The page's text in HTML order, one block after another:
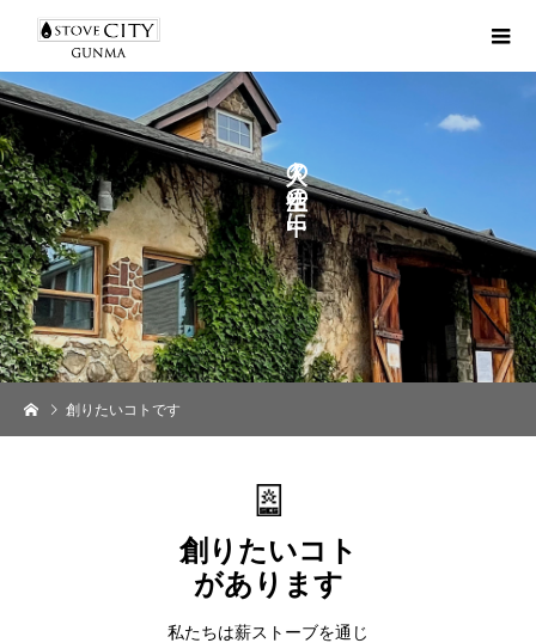
の
の
に
よ
り
創りたいコトです
創りたいコト
があります
私たちは薪ストーブを通じ